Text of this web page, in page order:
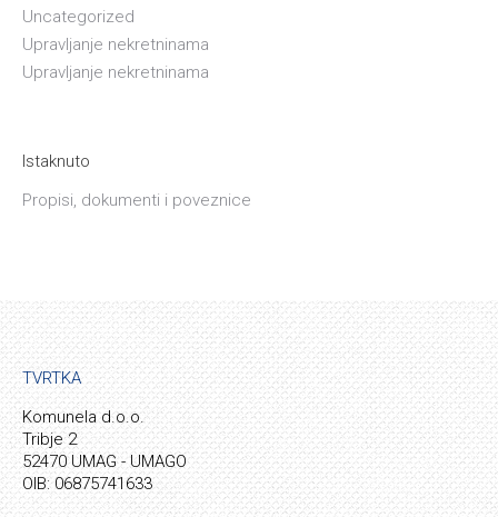
Uncategorized
Upravljanje nekretninama
Upravljanje nekretninama
Istaknuto
Propisi, dokumenti i poveznice
TVRTKA
Komunela d.o.o.
Tribje 2
52470 UMAG - UMAGO
OIB: 06875741633